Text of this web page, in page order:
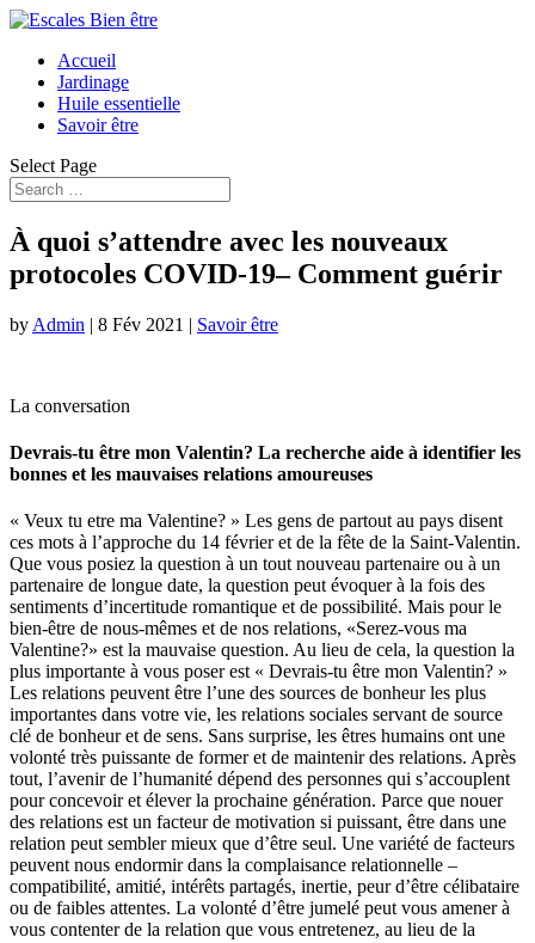
Accueil
Jardinage
Huile essentielle
Savoir être
Select Page
À quoi s’attendre avec les nouveaux
protocoles COVID-19– Comment guérir
by Admin | 8 Fév 2021 | Savoir être
La conversation
Devrais-tu être mon Valentin? La recherche aide à identifier les
bonnes et les mauvaises relations amoureuses
« Veux tu etre ma Valentine? » Les gens de partout au pays disent
ces mots à l’approche du 14 février et de la fête de la Saint-Valentin.
Que vous posiez la question à un tout nouveau partenaire ou à un
partenaire de longue date, la question peut évoquer à la fois des
sentiments d’incertitude romantique et de possibilité. Mais pour le
bien-être de nous-mêmes et de nos relations, «Serez-vous ma
Valentine?» est la mauvaise question. Au lieu de cela, la question la
plus importante à vous poser est « Devrais-tu être mon Valentin? »
Les relations peuvent être l’une des sources de bonheur les plus
importantes dans votre vie, les relations sociales servant de source
clé de bonheur et de sens. Sans surprise, les êtres humains ont une
volonté très puissante de former et de maintenir des relations. Après
tout, l’avenir de l’humanité dépend des personnes qui s’accouplent
pour concevoir et élever la prochaine génération. Parce que nouer
des relations est un facteur de motivation si puissant, être dans une
relation peut sembler mieux que d’être seul. Une variété de facteurs
peuvent nous endormir dans la complaisance relationnelle –
compatibilité, amitié, intérêts partagés, inertie, peur d’être célibataire
ou de faibles attentes. La volonté d’être jumelé peut vous amener à
vous contenter de la relation que vous entretenez, au lieu de la